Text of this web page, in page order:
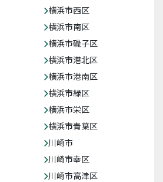
横浜市西区
横浜市南区
横浜市磯子区
横浜市港北区
横浜市港南区
横浜市緑区
横浜市栄区
横浜市青葉区
川崎市
川崎市幸区
川崎市高津区